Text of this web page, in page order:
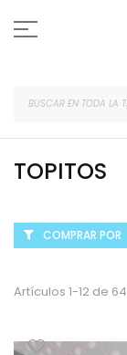
al
contenido
TOPITOS
Artículos 1-12 de 64
COMPRAR POR